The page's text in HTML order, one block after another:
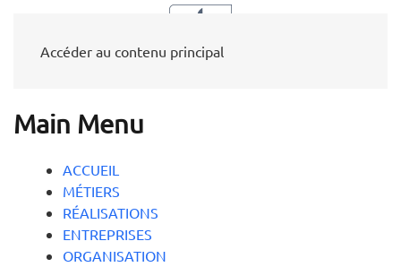
Accéder au contenu principal
Main Menu
ACCUEIL
MÉTIERS
RÉALISATIONS
ENTREPRISES
ORGANISATION